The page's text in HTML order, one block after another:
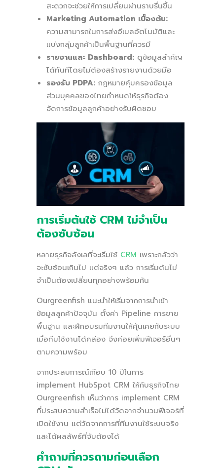
สะดวกจะช่วยให้การเปลี่ยนผ่านราบรื่นขึ้น
Marketing Automation เบื้องต้น:
ความสามารถในการส่งอีเมลอัตโนมัติและ
แบ่งกลุ่มลูกค้าเป็นพื้นฐานที่ควรมี
รายงานและ Dashboard: ดูข้อมูลสำคัญ
ได้ทันทีโดยไม่ต้องสร้างรายงานด้วยมือ
รองรับ PDPA: กฎหมายคุ้มครองข้อมูล
ส่วนบุคคลของไทยกำหนดให้ธุรกิจต้อง
จัดการข้อมูลลูกค้าอย่างรับผิดชอบ
การเริ่มต้นใช้ CRM ไม่จำเป็น
ต้องซับซ้อน
หลายธุรกิจลังเลที่จะเริ่มใช้ CRM เพราะกลัวว่า
จะซับซ้อนเกินไป แต่จริงๆ แล้ว การเริ่มต้นไม่
จำเป็นต้องเปลี่ยนทุกอย่างพร้อมกัน
Ourgreenfish แนะนำให้เริ่มจากการนำเข้า
ข้อมูลลูกค้าปัจจุบัน ตั้งค่า Pipeline การขาย
พื้นฐาน และฝึกอบรมทีมงานให้คุ้นเคยกับระบบ
เมื่อทีมใช้งานได้คล่อง จึงค่อยเพิ่มฟีเจอร์อื่นๆ
ตามความพร้อม
จากประสบการณ์เกือบ 10 ปีในการ
implement HubSpot CRM ให้กับธุรกิจไทย
Ourgreenfish เห็นว่าการ implement CRM
ที่ประสบความสำเร็จไม่ได้วัดจากจำนวนฟีเจอร์ที่
เปิดใช้งาน แต่วัดจากการที่ทีมงานใช้ระบบจริง
และได้ผลลัพธ์ที่จับต้องได้
คำถามที่ควรถามก่อนเลือก